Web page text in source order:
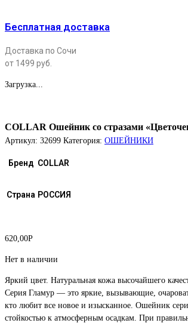
Бесплатная доставка
Доставка по Сочи
от 1499 руб.
Загрузка...
COLLAR Ошейник со стразами
Артикул: 32699 Категория: ОШЕЙНИКИ
Бренд COLLAR
Страна РОССИЯ
620,00Р
Нет в наличии
Яркий цвет. Натуральная кожа высочайшего
Серия Гламур — это яркие, вызывающие,
кто любит все новое и изысканное. Ошейник
стойкостью к атмосферным осадкам. При